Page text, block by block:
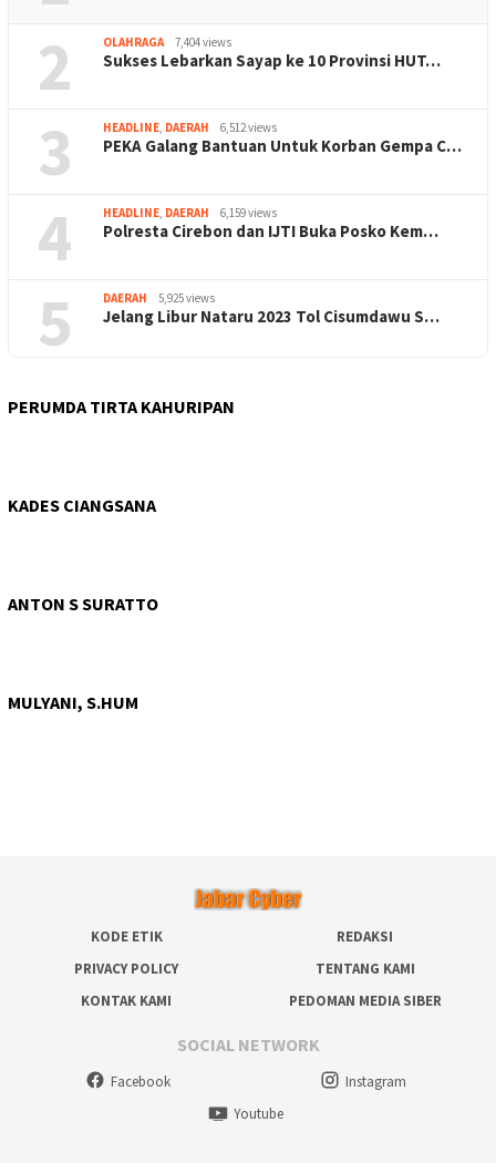
2 OLAHRAGA 7,404 views
Sukses Lebarkan Sayap ke 10 Provinsi HUT…
3 HEADLINE, DAERAH 6,512 views
PEKA Galang Bantuan Untuk Korban Gempa C…
4 HEADLINE, DAERAH 6,159 views
Polresta Cirebon dan IJTI Buka Posko Kem…
5 DAERAH 5,925 views
Jelang Libur Nataru 2023 Tol Cisumdawu S…
PERUMDA TIRTA KAHURIPAN
KADES CIANGSANA
ANTON S SURATTO
MULYANI, S.HUM
KODE ETIK
REDAKSI
PRIVACY POLICY
TENTANG KAMI
KONTAK KAMI
PEDOMAN MEDIA SIBER
SOCIAL NETWORK
Facebook
Instagram
Youtube